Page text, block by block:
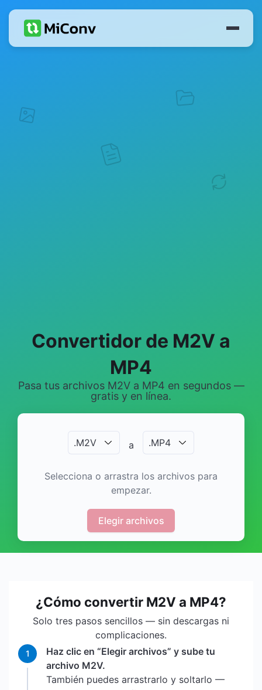
Convertidor de M2V a
MP4
Pasa tus archivos M2V a MP4 en segundos —
gratis y en línea.
.M2V a .MP4
Selecciona o arrastra los archivos para
empezar.
Elegir archivos
¿Cómo convertir M2V a MP4?
Solo tres pasos sencillos — sin descargas ni
complicaciones.
1
Haz clic en “Elegir archivos” y sube tu
archivo M2V.
También puedes arrastrarlo y soltarlo —